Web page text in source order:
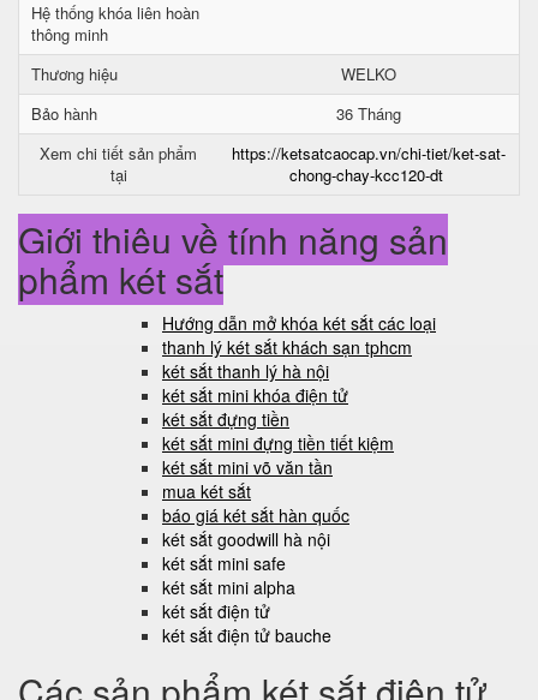
Hệ thống khóa liên hoàn
thông minh
Thương hiệu
WELKO
Bảo hành
36 Tháng
Xem chi tiết sản phẩm
tại
https://ketsatcaocap.vn/chi-tiet/ket-sat-
chong-chay-kcc120-dt
Giới thiệu về tính năng sản
phẩm két sắt
Hướng dẫn mở khóa két sắt các loại
thanh lý két sắt khách sạn tphcm
két sắt thanh lý hà nội
két sắt mini khóa điện tử
két sắt đựng tiền
két sắt mini đựng tiền tiết kiệm
két sắt mini võ văn tần
mua két sắt
báo giá két sắt hàn quốc
két sắt goodwill hà nội
két sắt mini safe
két sắt mini alpha
két sắt điện tử
két sắt điện tử bauche